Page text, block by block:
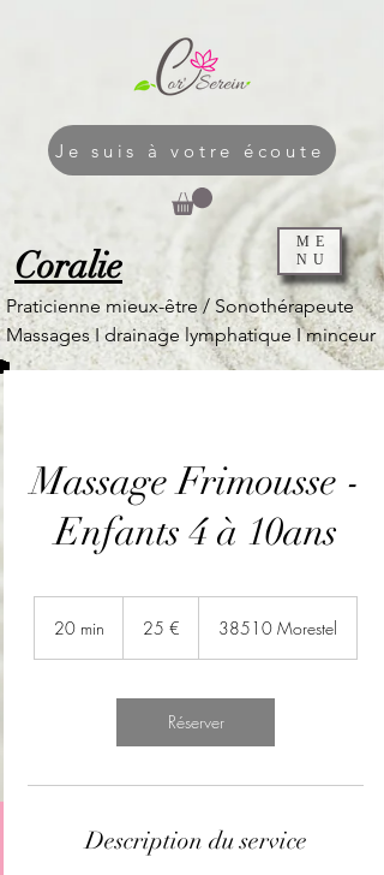
ME
NU
Praticienne mieux-être / Sonothérapeute
Massages Idrainage lymphatique Iminceur
Coralie
Je suis à votre écoute
Massage Frimousse -
Enfants 4 à 10ans
20 min 25 € 38510 Morestel
Réserver
Description du service